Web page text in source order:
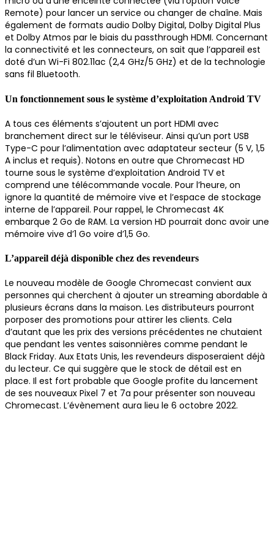
Remote) pour lancer un service ou changer de chaîne. Mais
également de formats audio Dolby Digital, Dolby Digital Plus
et Dolby Atmos par le biais du passthrough HDMI. Concernant
la connectivité et les connecteurs, on sait que l’appareil est
doté d’un Wi-Fi 802.11ac (2,4 GHz/5 GHz) et de la technologie
sans fil Bluetooth.
Un fonctionnement sous le système d’exploitation Android TV
A tous ces éléments s’ajoutent un port HDMI avec
branchement direct sur le téléviseur. Ainsi qu’un port USB
Type-C pour l’alimentation avec adaptateur secteur (5 V, 1,5
A inclus et requis). Notons en outre que Chromecast HD
tourne sous le système d’exploitation Android TV et
comprend une télécommande vocale. Pour l’heure, on
ignore la quantité de mémoire vive et l’espace de stockage
interne de l’appareil. Pour rappel, le Chromecast 4K
embarque 2 Go de RAM. La version HD pourrait donc avoir une
mémoire vive d’1 Go voire d’1,5 Go.
L’appareil déjà disponible chez des revendeurs
Le nouveau modèle de Google Chromecast convient aux
personnes qui cherchent à ajouter un streaming abordable à
plusieurs écrans dans la maison. Les distributeurs pourront
porposer des promotions pour attirer les clients. Cela
d’autant que les prix des versions précédentes ne chutaient
que pendant les ventes saisonnières comme pendant le
Black Friday. Aux Etats Unis, les revendeurs disposeraient déjà
du lecteur. Ce qui suggère que le stock de détail est en
place. Il est fort probable que Google profite du lancement
de ses nouveaux Pixel 7 et 7a pour présenter son nouveau
Chromecast. L’évènement aura lieu le 6 octobre 2022.